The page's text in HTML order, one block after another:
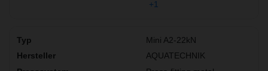
+1
Mini A2-22kN
AQUATECHNIK